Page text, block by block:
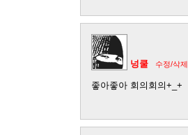
넝쿨 수정/삭제
좋아좋아 회의회의+_+